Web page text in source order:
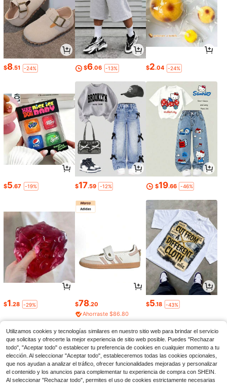
$8.51 -24% $6.06 -13% $2.04 -24%
$5.67 -19% $17.59 -12% $19.66 -46%
$1.28 -29% $78.20
Ahorraste $86.80
$5.18 -43%
Utilizamos cookies y tecnologías similares en nuestro sitio web para brindar el servicio
que solicitas y ofrecerte la mejor experiencia de sitio web posible. Puedes "Rechazar
todo", "Aceptar todo" o establecer tu preferencia de cookies en cualquier momento a tu
elección. Al seleccionar "Aceptar todo", estableceremos todas las cookies opcionales,
que nos ayudan a analizar el tráfico, ofrecer funcionalidades mejoradas y personalizar
el contenido y los anuncios para complementar tu experiencia de compra con SHEIN.
Al seleccionar "Rechazar todo", permites el uso de cookies estrictamente necesarias